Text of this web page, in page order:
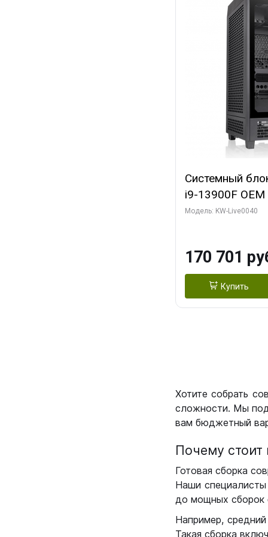
Системный
i9-13900F OEM
7, Efficient-co/
3xDP HD/ 960
Модель: KW-Live0040
170 701
Купить
Хотите собрать
сложности. Мы
вам бюджетный
Почему стоит
Готовая сборка
Наши
до мощных сборок
Например,
Такая сборка